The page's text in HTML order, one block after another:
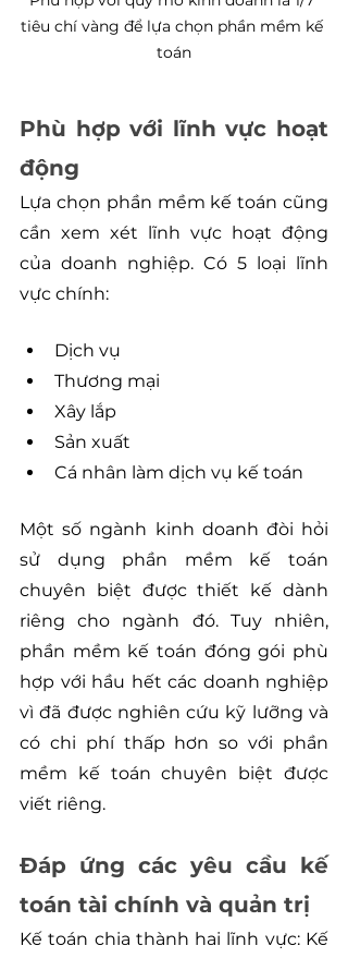
tiêu chí vàng để lựa chọn phần mềm kế
toán
Phù hợp với lĩnh vực hoạt
động
Lựa chọn phần mềm kế toán cũng
cần xem xét lĩnh vực hoạt động
của doanh nghiệp. Có 5 loại lĩnh
vực chính:
Dịch vụ
Thương mại
Xây lắp
Sản xuất
Cá nhân làm dịch vụ kế toán
Một số ngành kinh doanh đòi hỏi
sử dụng phần mềm kế toán
chuyên biệt được thiết kế dành
riêng cho ngành đó. Tuy nhiên,
phần mềm kế toán đóng gói phù
hợp với hầu hết các doanh nghiệp
vì đã được nghiên cứu kỹ lưỡng và
có chi phí thấp hơn so với phần
mềm kế toán chuyên biệt được
viết riêng.
Đáp ứng các yêu cầu kế
toán tài chính và quản trị
Kế toán chia thành hai lĩnh vực: Kế